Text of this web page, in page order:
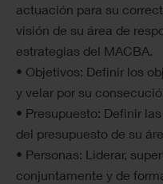
actuación para su
visión de su área de
estrategias del MACBA.
• Objetivos: Definir los
y velar por su
• Presupuesto: Definir
del presupuesto de su
• Personas: Liderar,
conjuntamente y de